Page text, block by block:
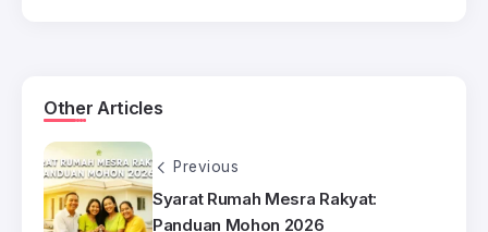
Other Articles
Previous
Syarat Rumah Mesra Rakyat:
Panduan Mohon 2026